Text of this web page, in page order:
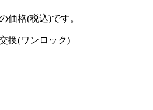
価格(税込)です。
換(ワンロック)